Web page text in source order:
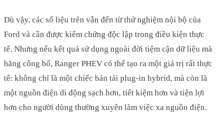
Dù vậy, các số liệu trên vẫn đến từ thử nghiệm nội bộ của
Ford và cần được kiểm chứng độc lập trong điều kiện thực
tế. Nhưng nếu kết quả sử dụng ngoài đời tiệm cận dữ liệu mà
hãng công bố, Ranger PHEV có thể tạo ra một giá trị rất thực
tế: không chỉ là một chiếc bán tải plug-in hybrid, mà còn là
một nguồn điện di động sạch hơn, tiết kiệm hơn và tiện lợi
hơn cho người dùng thường xuyên làm việc xa nguồn điện.